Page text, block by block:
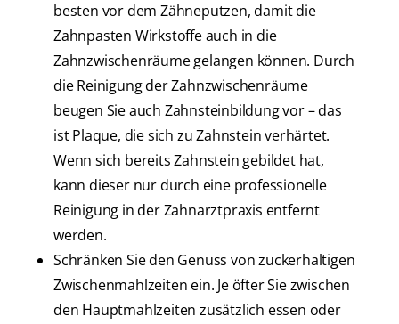
besten vor dem Zähneputzen, damit die
Zahnpasten Wirkstoffe auch in die
Zahnzwischenräume gelangen können. Durch
die Reinigung der Zahnzwischenräume
beugen Sie auch Zahnsteinbildung vor – das
ist Plaque, die sich zu Zahnstein verhärtet.
Wenn sich bereits Zahnstein gebildet hat,
kann dieser nur durch eine professionelle
Reinigung in der Zahnarztpraxis entfernt
werden.
Schränken Sie den Genuss von zuckerhaltigen
Zwischenmahlzeiten ein. Je öfter Sie zwischen
den Hauptmahlzeiten zusätzlich essen oder